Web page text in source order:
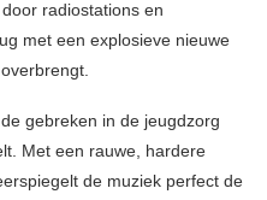
radiostations en
met een explosieve nieuwe
gebreken in de jeugdzorg
Met een rauwe, hardere
de muziek perfect de